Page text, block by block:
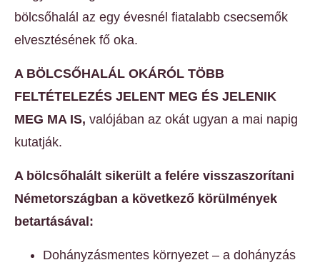
bölcsőhalál az egy évesnél fiatalabb csecsemők
elvesztésének fő oka.
A BÖLCSŐHALÁL OKÁRÓL TÖBB
FELTÉTELEZÉS JELENT MEG ÉS JELENIK
MEG MA IS, valójában az okát ugyan a mai napig
kutatják.
A bölcsőhalált sikerült a felére visszaszorítani
Németországban a következő körülmények
betartásával:
Dohányzásmentes környezet – a dohányzás